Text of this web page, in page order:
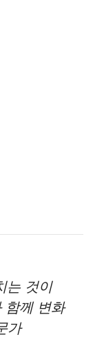
는 것이
함께 변화
가